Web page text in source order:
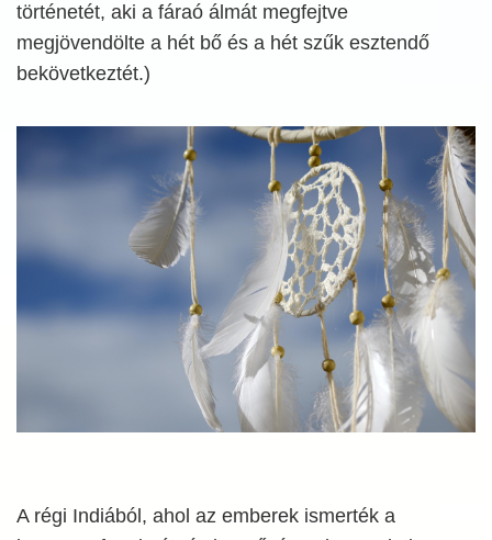
történetét, aki a fáraó álmát megfejtve
megjövendölte a hét bő és a hét szűk esztendő
bekövetkeztét.)
A régi Indiából, ahol az emberek ismerték a